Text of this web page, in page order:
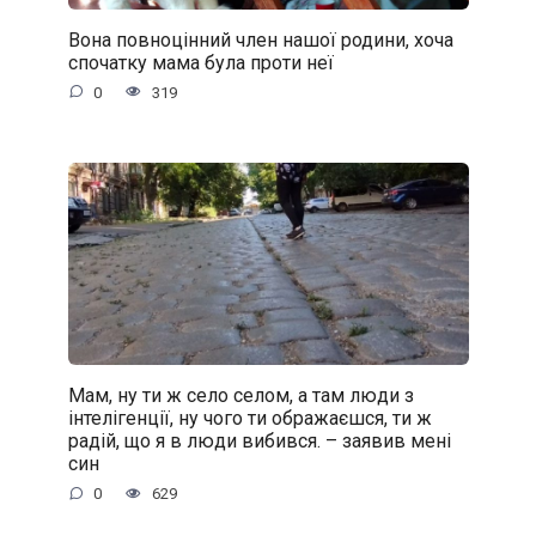
Вона повноцінний член нашої родини, хоча
спочатку мама була проти неї
0 319
Мам, ну ти ж село селом, а там люди з
інтелігенції, ну чого ти ображаєшся, ти ж
радій, що я в люди вибився. – заявив мені
син
0 629